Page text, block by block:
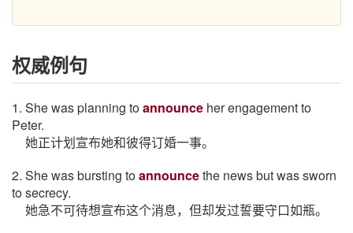
权威例句
1. She was planning toannounce her engagement to
Peter.
她正计划宣布她和彼得订婚一事。
2. She was bursting toannouncethe news but was sworn
to secrecy.
她急不可待想宣布这个消息，但却发过誓要守口如瓶。